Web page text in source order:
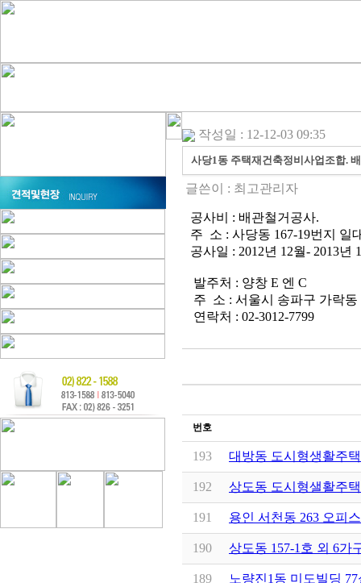
작성일 : 12-12-03 09:35
사당1동 주택재건축정비사업조합.
글쓴이 : 최고관리자
공사비 : 배관철거공사.
주 소 : 사당동 167-19번지 일
공사일 : 2012년 12월- 2013년
발주처 : 양창 E 엔 C
주 소 : 서울시 송파구 가락동
연락처 : 02-3012-7799
번호
193 대방동 도시형생활주
192 상도동 도시형샐활주
191 용인 서천동 263 오피
190 상도동 157-1호 외 6가
189 노량진1동 미도빌딩